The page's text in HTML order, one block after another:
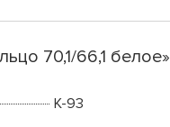
70,1/66,1 белое»
K-93